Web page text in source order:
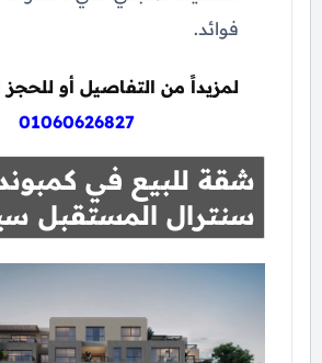
فوائد.
لمزيداً من التفاصيل أو
01060626827
شقة للبيع في
سنترال المستقبل